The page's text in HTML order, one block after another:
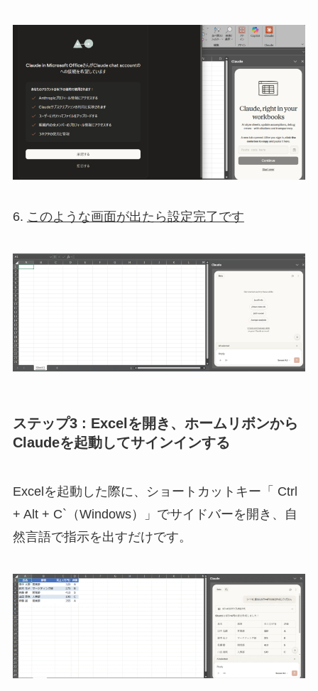
6. このような画面が出たら設定完了です
ステップ3 : Excelを開き、ホームリボンから
Claudeを起動してサインインする
Excelを起動した際に、ショートカットキー「 Ctrl
+ Alt + C`（Windows）」でサイドバーを開き、自
然言語で指示を出すだけです。